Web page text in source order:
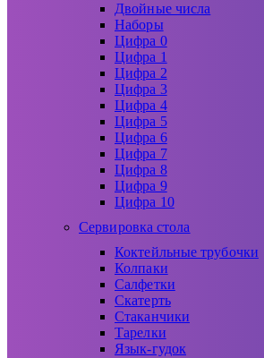
Двойные числа
Наборы
Цифра 0
Цифра 1
Цифра 2
Цифра 3
Цифра 4
Цифра 5
Цифра 6
Цифра 7
Цифра 8
Цифра 9
Цифра 10
Сервировка стола
Коктейльные трубочки
Колпаки
Салфетки
Скатерть
Стаканчики
Тарелки
Язык-гудок